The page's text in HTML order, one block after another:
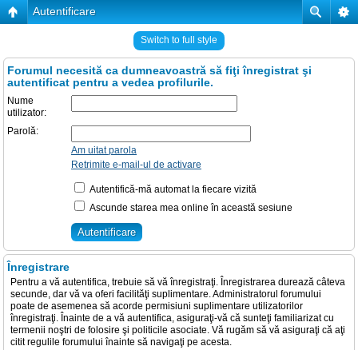
Autentificare
Switch to full style
Forumul necesită ca dumneavoastră să fiţi înregistrat şi
autentificat pentru a vedea profilurile.
Nume
utilizator:
Parolă:
Am uitat parola
Retrimite e-mail-ul de activare
Autentifică-mă automat la fiecare vizită
Ascunde starea mea online în această sesiune
Înregistrare
Pentru a vă autentifica, trebuie să vă înregistraţi. Înregistrarea durează câteva
secunde, dar vă va oferi facilităţi suplimentare. Administratorul forumului
poate de asemenea să acorde permisiuni suplimentare utilizatorilor
înregistraţi. Înainte de a vă autentifica, asiguraţi-vă că sunteţi familiarizat cu
termenii noştri de folosire şi politicile asociate. Vă rugăm să vă asiguraţi că aţi
citit regulile forumului înainte să navigaţi pe acesta.